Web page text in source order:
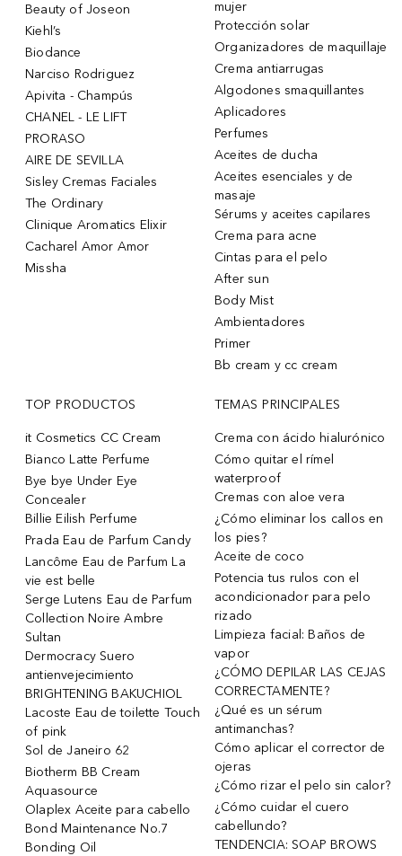
Beauty of Joseon
Kiehl’s
Biodance
Narciso Rodriguez
Apivita - Champús
CHANEL - LE LIFT
PRORASO
AIRE DE SEVILLA
Sisley Cremas Faciales
The Ordinary
Clinique Aromatics Elixir
Cacharel Amor Amor
Missha
mujer
Protección solar
Organizadores de maquillaje
Crema antiarrugas
Algodones smaquillantes
Aplicadores
Perfumes
Aceites de ducha
Aceites esenciales y de
masaje
Sérums y aceites capilares
Crema para acne
Cintas para el pelo
After sun
Body Mist
Ambientadores
Primer
Bb cream y cc cream
TOP PRODUCTOS
it Cosmetics CC Cream
Bianco Latte Perfume
Bye bye Under Eye
Concealer
Billie Eilish Perfume
Prada Eau de Parfum Candy
Lancôme Eau de Parfum La
vie est belle
Serge Lutens Eau de Parfum
Collection Noire Ambre
Sultan
Dermocracy Suero
antienvejecimiento
BRIGHTENING BAKUCHIOL
Lacoste Eau de toilette Touch
of pink
Sol de Janeiro 62
Biotherm BB Cream
Aquasource
Olaplex Aceite para cabello
Bond Maintenance No.7
Bonding Oil
TEMAS PRINCIPALES
Crema con ácido hialurónico
Cómo quitar el rímel
waterproof
Cremas con aloe vera
¿Cómo eliminar los callos en
los pies?
Aceite de coco
Potencia tus rulos con el
acondicionador para pelo
rizado
Limpieza facial: Baños de
vapor
¿CÓMO DEPILAR LAS CEJAS
CORRECTAMENTE?
¿Qué es un sérum
antimanchas?
Cómo aplicar el corrector de
ojeras
¿Cómo rizar el pelo sin calor?
¿Cómo cuidar el cuero
cabellundo?
TENDENCIA: SOAP BROWS